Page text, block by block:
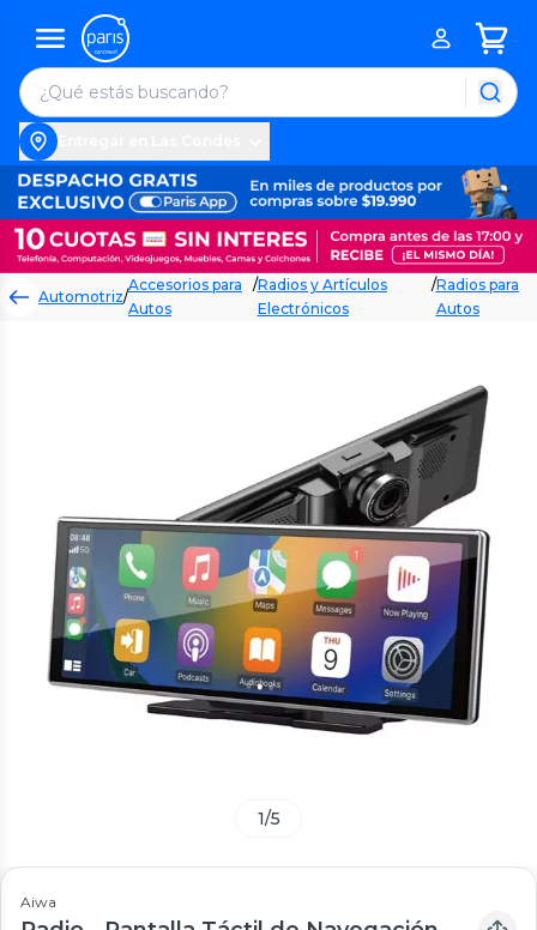
Automotriz/
Accesorios para
Autos
/Radios y Artículos
Electrónicos
/Radios para
Autos
1/5
Aiwa